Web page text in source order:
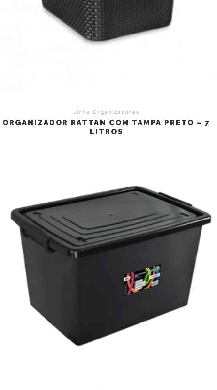
Linha Organizadores
ORGANIZADOR RATTAN COM TAMPA PRETO – 7
LITROS